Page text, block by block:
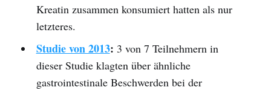
Kreatin zusammen konsumiert hatten als nur
letzteres.
Studie von 2013: 3 von 7 Teilnehmern in
dieser Studie klagten über ähnliche
gastrointestinale Beschwerden bei der